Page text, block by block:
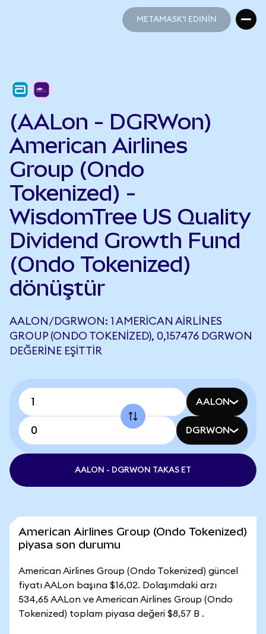
METAMASK'I EDİNİN
(AALon - DGRWon)
American Airlines
Group (Ondo
Tokenized) -
WisdomTree US Quality
Dividend Growth Fund
(Ondo Tokenized)
dönüştür
AALON/DGRWON: 1 AMERICAN AIRLINES
GROUP (ONDO TOKENIZED), 0,157476 DGRWON
DEĞERINE EŞITTIR
AALON
DGRWON
AALON - DGRWON TAKAS ET
American Airlines Group (Ondo Tokenized)
piyasa son durumu
American Airlines Group (Ondo Tokenized) güncel
fiyatı AALon başına $16,02. Dolaşımdaki arzı
534,65 AALon ve American Airlines Group (Ondo
Tokenized) toplam piyasa değeri $8,57 B .